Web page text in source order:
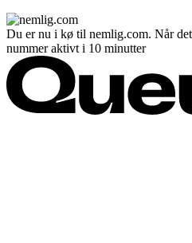
Du er nu i kø til nemlig.com. Når
nummer aktivt i 10 minutter